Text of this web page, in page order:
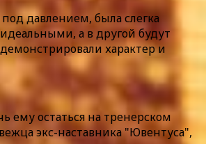
давлением, была слегка
а в другой будут
характер и
ему остаться на тренерском
экс-наставника "Ювентуса",